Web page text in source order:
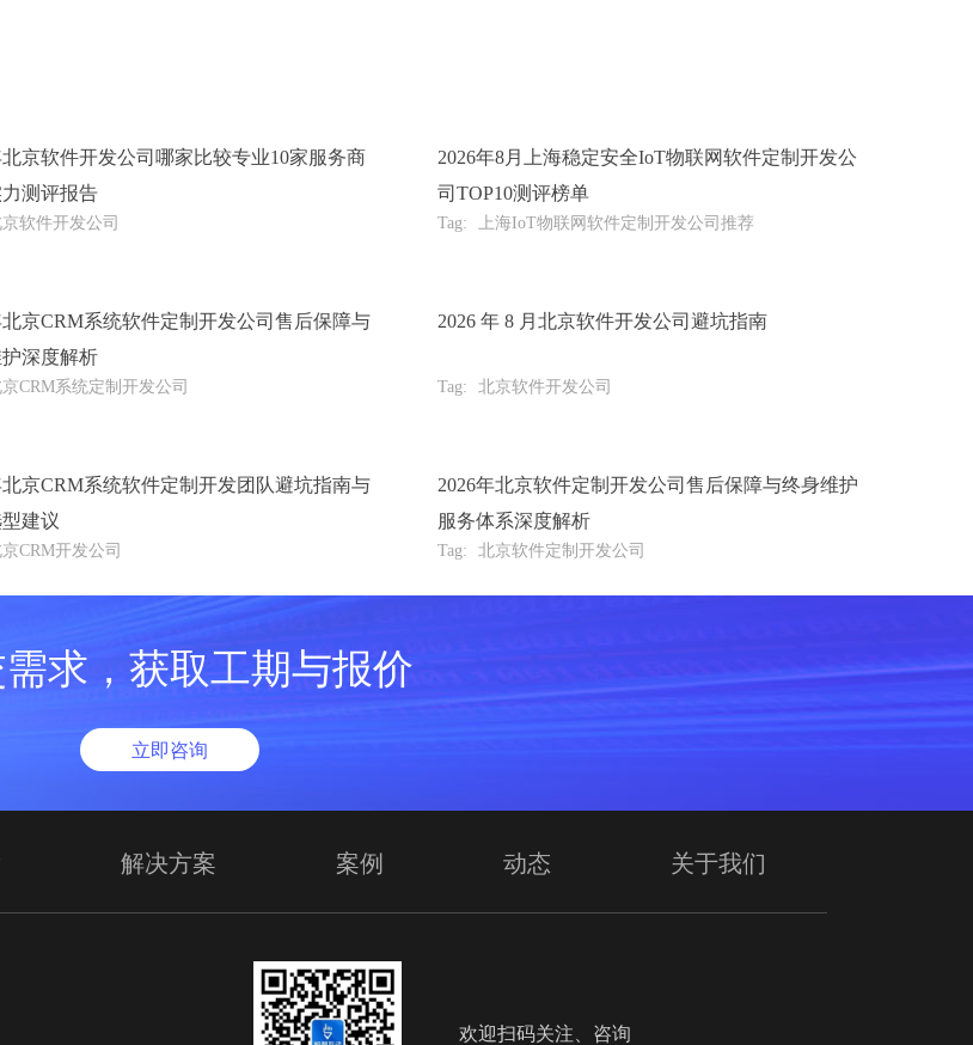
北京软件开发公司哪家比较专业10家服务商
测评报告
软件开发公司
2026年8月上海稳定安全IoT物联网软件定制开发公
司TOP10测评榜单
Tag: 上海IoT物联网软件定制开发公司推荐
北京CRM系统软件定制开发公司售后保障与
深度解析
CRM系统定制开发公司
2026 年 8 月北京软件开发公司避坑指南
Tag: 北京软件开发公司
北京CRM系统软件定制开发团队避坑指南与
建议
CRM开发公司
2026年北京软件定制开发公司售后保障与终身维护
服务体系深度解析
Tag: 北京软件定制开发公司
求，获取工期与报价
立即咨询
解决方案 案例 动态 关于我们
欢迎扫码关注、咨询